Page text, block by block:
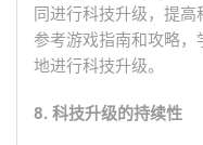
同进行科技升级，提
参考游戏指南和攻略
地进行科技升级。
8. 科技升级的持续性